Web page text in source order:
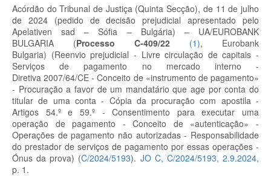
Acórdão do Tribunal de Justiça (Quinta Secção), de 11 de julho
de 2024 (pedido de decisão prejudicial apresentado pelo
Apelativen sad – Sófia – Bulgária) – UA/EUROBANK
BULGARIA (Processo C-409/22 (1), Eurobank
Bulgaria) (Reenvio prejudicial - Livre circulação de capitais -
Serviços de pagamento no mercado interno -
Diretiva 2007/64/CE - Conceito de «instrumento de pagamento»
- Procuração a favor de um mandatário que age por conta do
titular de uma conta - Cópia da procuração com apostila -
Artigos 54.º e 59.º
- Consentimento para executar uma
operação de pagamento - Conceito de «autenticação» -
Operações de pagamento não autorizadas - Responsabilidade
do prestador de serviços de pagamento por essas operações -
Ónus da prova) (C/2024/5193). JO C, C/2024/5193, 2.9.2024,
p. 1.